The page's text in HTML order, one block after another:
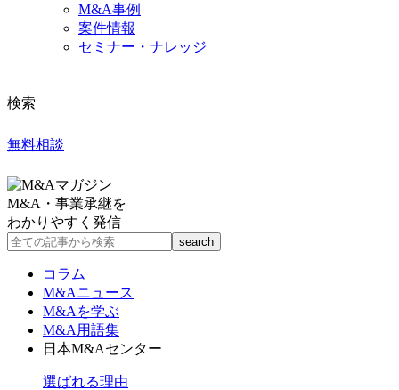
M&A事例
案件情報
セミナー・ナレッジ
検索
無料相談
M&A・事業承継を
わかりやすく発信
コラム
M&Aニュース
M&Aを学ぶ
M&A用語集
日本M&Aセンター
選ばれる理由